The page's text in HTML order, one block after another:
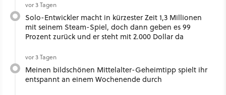
vor 3 Tagen
Solo-Entwickler macht in kürzester Zeit 1,3 Millionen
mit seinem Steam-Spiel, doch dann geben es 99
Prozent zurück und er steht mit 2.000 Dollar da
vor 3 Tagen
Meinen bildschönen Mittelalter-Geheimtipp spielt ihr
entspannt an einem Wochenende durch